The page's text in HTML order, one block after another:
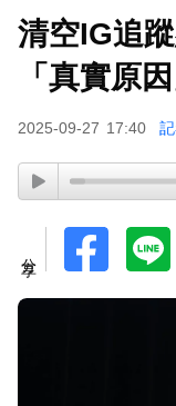
清空IG追
「真實原
2025-09-27 17:40